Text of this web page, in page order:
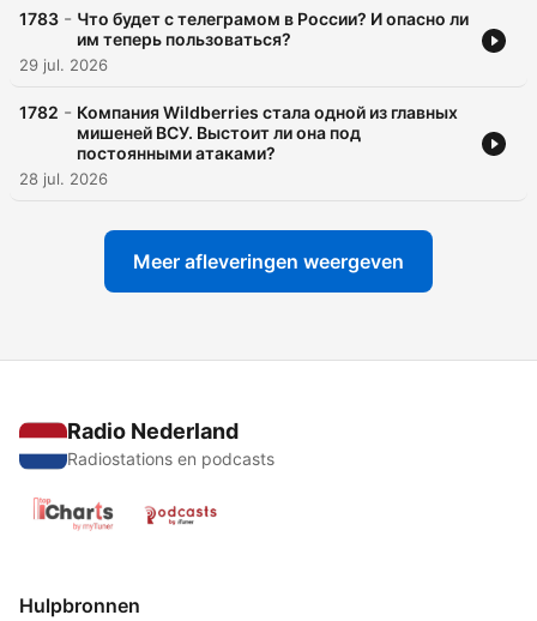
1783 - Что будет с телеграмом в России? И опасно ли
им теперь пользоваться?
29 jul. 2026
1782 - Компания Wildberries стала одной из главных
мишеней ВСУ. Выстоит ли она под
постоянными атаками?
28 jul. 2026
Meer afleveringen weergeven
Radio Nederland
Radiostations en podcasts
Hulpbronnen